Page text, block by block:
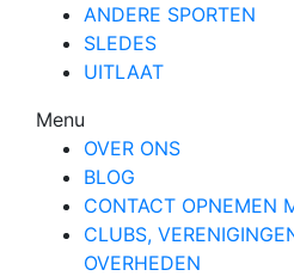
ANDERE SPORTEN
SLEDES
UITLAAT
Menu
OVER ONS
BLOG
CONTACT OPNEMEN
CLUBS,
OVERHEDEN